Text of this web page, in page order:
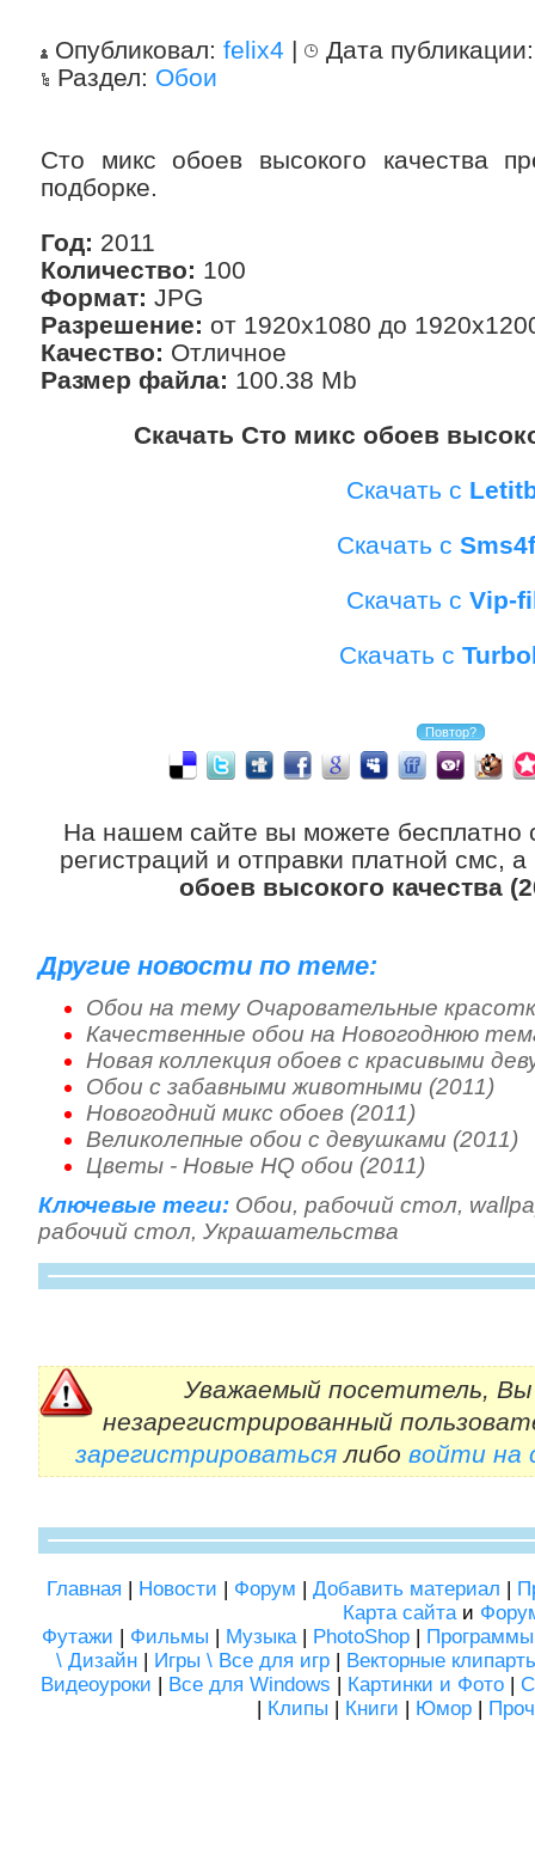
Опубликовал: felix4 |
Дата
Раздел: Обои
Сто микс обоев высокого качества
подборке.
Год: 2011
Количество: 100
Формат: JPG
Разрешение: от 1920x1080 до
Качество: Отличное
Размер файла: 100.38 Mb
Скачать Сто микс обоев
Скачать с
Скачать с
Скачать с Vip-
Скачать с
На нашем сайте вы можете бесплатно
регистраций и отправки платной смс,
обоев высокого качества
Другие новости по теме:
Обои на тему Очаровательные
Качественные обои на Новогоднюю
Новая коллекция обоев с красивыми
Обои с забавными животными (2011)
Новогодний микс обоев (2011)
Великолепные обои с девушками (2011)
Цветы - Новые HQ обои (2011)
Ключевые теги: Обои, рабочий стол,
рабочий стол, Украшательства
Уважаемый посетитель, Вы
незарегистрированный
зарегистрироватьсялибо войти на
Главная | Новости | Форум | Добавить материал |
Карта сайтаи
Футажи | Фильмы | Музыка| PhotoShop | Программы
\ Дизайн | Игры \ Все для игр | Векторные
Видеоуроки | Все для Windows | Картинки и Фото|
| Клипы | Книги | Юмор |